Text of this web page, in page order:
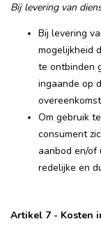
Bij levering van
Bij levering
mogelijkheid
te ontbinden
ingaande op
Om gebruik
consument
aanbod en/
redelijke en
Artikel 7 - Kosten